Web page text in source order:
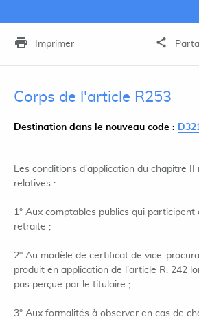
Imprimer
Corps de l'article R253
Destination dans le nouveau code :
Les conditions d'application du chapitre II
relatives :
1° Aux comptables publics qui participent
retraite ;
2° Au modèle de certificat de vice-
produit en application de l'article R. 242
pas perçue par le titulaire ;
3° Aux formalités à observer en cas de